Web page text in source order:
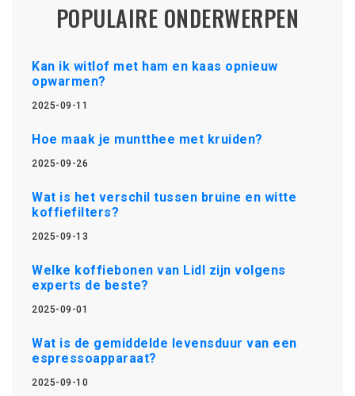
POPULAIRE ONDERWERPEN
Kan ik witlof met ham en kaas opnieuw
opwarmen?
2025-09-11
Hoe maak je muntthee met kruiden?
2025-09-26
Wat is het verschil tussen bruine en witte
koffiefilters?
2025-09-13
Welke koffiebonen van Lidl zijn volgens
experts de beste?
2025-09-01
Wat is de gemiddelde levensduur van een
espressoapparaat?
2025-09-10